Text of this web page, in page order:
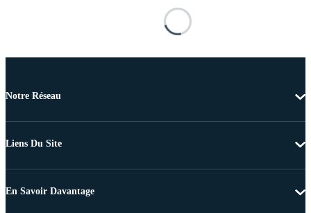
Notre Réseau
Liens Du Site
En Savoir Davantage